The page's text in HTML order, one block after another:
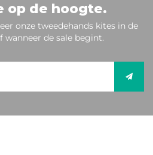
op de hoogte.
onze tweedehands kites in de
wanneer de sale begint.